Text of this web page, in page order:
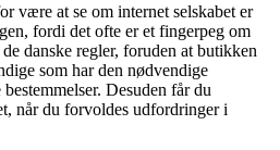
være at se om internet selskabet er
fordi det ofte er et fingerpeg om
danske regler, foruden at butikken
som har den nødvendige
Desuden får du
når du forvoldes udfordringer i